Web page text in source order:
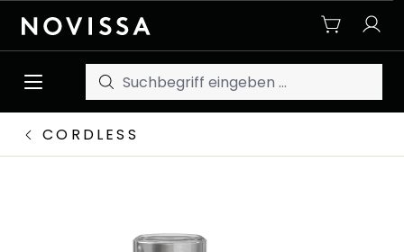
Zum Hauptinhalt springen
CORDLESS
Bildergalerie überspringen